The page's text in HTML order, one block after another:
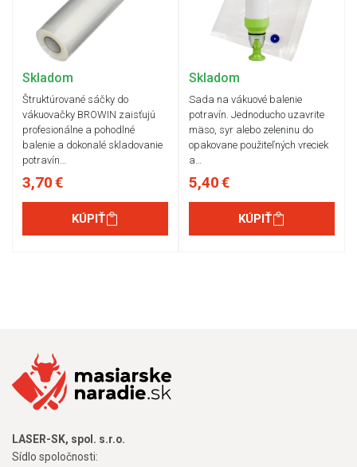
Skladom
Štruktúrované sáčky do
vákuovačky BROWIN zaisťujú
profesionálne a pohodlné
balenie a dokonalé skladovanie
potravín…
3,70 €
KÚPIŤ
Skladom
Sada na vákuové balenie
potravín. Jednoducho uzavrite
mäso, syr alebo zeleninu do
opakovane použiteľných vreciek
a…
5,40 €
KÚPIŤ
LASER-SK, spol. s.r.o.
Sídlo spoločnosti: